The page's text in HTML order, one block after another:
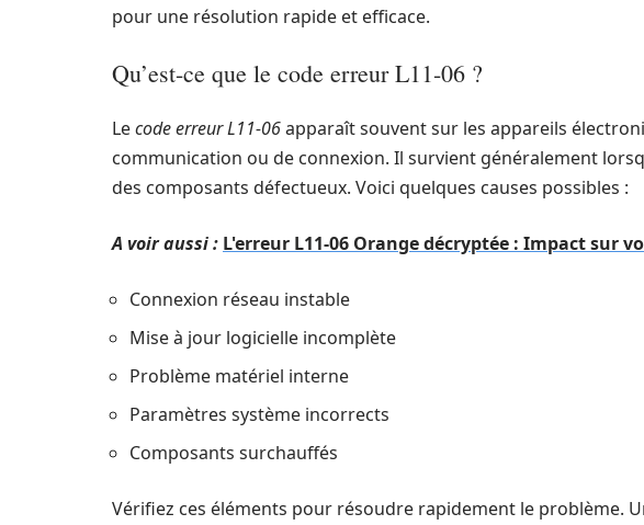
pour une résolution rapide et efficace.
Qu’est-ce que le code erreur L11-06 ?
Lecode erreur L11-06apparaît souvent sur les appareils
communication ou de connexion. Il survient généralement
des composants défectueux. Voici quelques causes possibles :
A voir aussi : L'erreur L11-06 Orange décryptée : Impact sur
Connexion réseau instable
Mise à jour logicielle incomplète
Problème matériel interne
Paramètres système incorrects
Composants surchauffés
Vérifiez ces éléments pour résoudre rapidement le problème.